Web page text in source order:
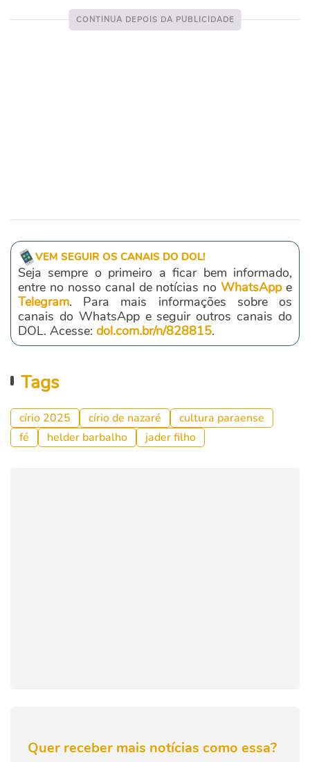
VEM SEGUIR OS CANAIS DO DOL!
Seja sempre o primeiro a ficar bem informado,
entre no nosso canal de notícias noWhatsAppe
Telegram. Para mais informações sobre os
canais do WhatsApp e seguir outros canais do
DOL. Acesse: dol.com.br/n/828815.
Tags
círio 2025 círio de nazaré
cultura paraense
fé
helder barbalho jader filho
Quer receber mais notícias como essa?